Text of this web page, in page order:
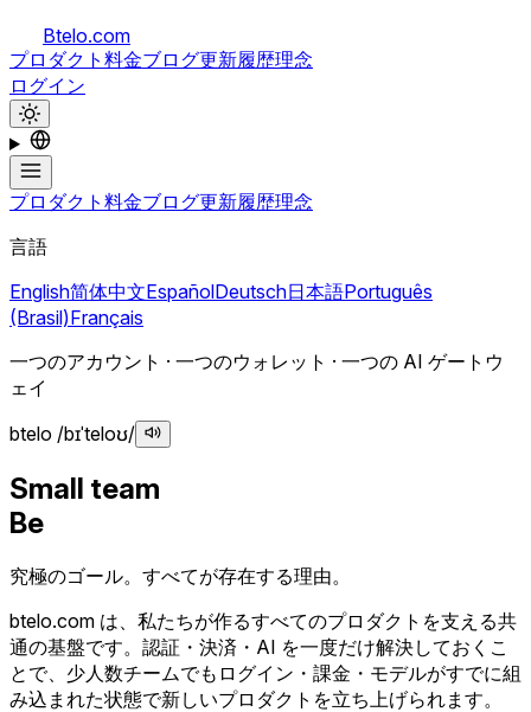
Btelo.com
プロダクト 料金ブログ更新履歴理念
ログイン
プロダクト 料金ブログ更新履歴理念
言語
English简体中文EspañolDeutsch日本語Português
(Brasil)Français
一つのアカウント · 一つのウォレット · 一つの AI ゲートウ
ェイ
btelo /bɪˈteloʊ/
Small team
Be
究極のゴール。すべてが存在する理由。
btelo.com は、私たちが作るすべてのプロダクトを支える共
通の基盤です。認証・決済・AI を一度だけ解決しておくこ
とで、少人数チームでもログイン・課金・モデルがすでに組
み込まれた状態で新しいプロダクトを立ち上げられます。